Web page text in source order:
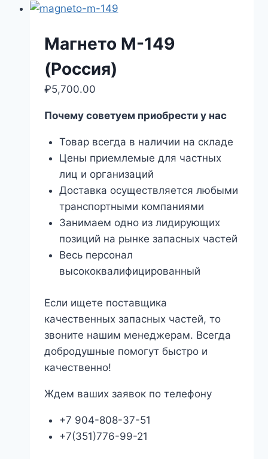
Магнето М-149
(Россия)
₽5,700.00
Почему советуем приобрести у нас
Товар всегда в наличии на складе
Цены приемлемые для частных
лиц и организаций
Доставка осуществляется любыми
транспортными компаниями
Занимаем одно из лидирующих
позиций на рынке запасных частей
Весь персонал
высококвалифицированный
Если ищете поставщика
качественных запасных частей, то
звоните нашим менеджерам. Всегда
добродушные помогут быстро и
качественно!
Ждем ваших заявок по телефону
+7 904-808-37-51
+7(351)776-99-21